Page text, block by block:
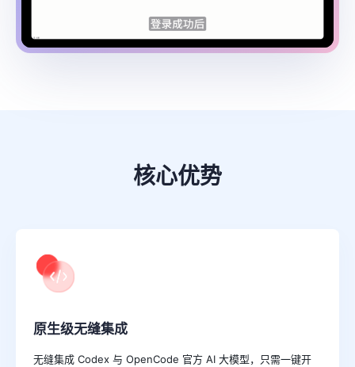
核心优势
原生级无缝集成
无缝集成 Codex 与 OpenCode 官方 AI 大模型，只需一键开